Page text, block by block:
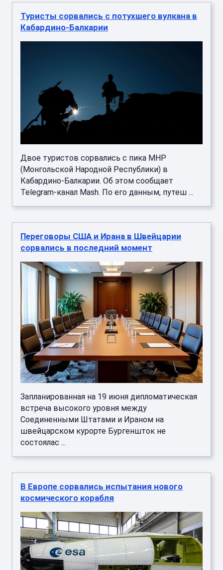
Туристы сорвались с потухшего вулкана в
Кабардино-Балкарии
Двое туристов сорвались с пика МНР
(Монгольской Народной Республики) в
Кабардино-Балкарии. Об этом сообщает
Telegram-канал Mash. По его данным, путеш ...
Переговоры США и Ирана в Швейцарии
сорвались в последний момент
Запланированная на 19 июня дипломатическая
встреча высокого уровня между
Соединенными Штатами и Ираном на
швейцарском курорте Бургеншток не
состоялас ...
В Европе сорвались испытания нового
космического корабля